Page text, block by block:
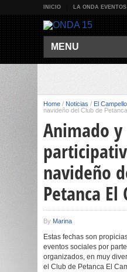
INICIO LA ONDA EVENTOS
MENU
Home / Noticias / El Campello
navideño del Club de
Animado y
navideño
Petanca El
By Marina
Estas fechas son
eventos sociales por
organizados, en muy
el Club de Petanca El